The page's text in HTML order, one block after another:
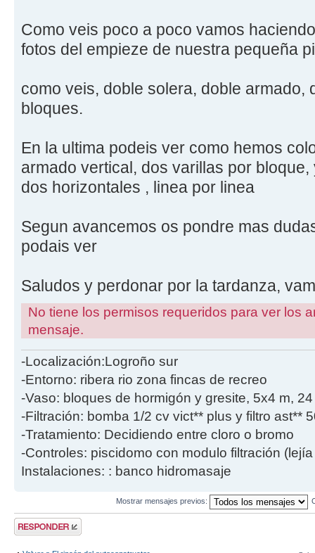
Como veis poco a poco vamos
fotos del empieze de nuestra pequeña
como veis, doble solera, doble armado,
bloques.
En la ultima podeis ver como hemos
armado vertical, dos varillas por
dos horizontales , linea por linea
Segun avancemos os pondre mas
podais ver
Saludos y perdonar por la tardanza,
No tiene los permisos requeridos para ver los
mensaje.
-Localización:Logroño sur
-Entorno: ribera rio zona fincas de recreo
-Vaso: bloques de hormigón y gresite, 5x4 m,
-Filtración: bomba 1/2 cv vict** plus y filtro ast**
-Tratamiento: Decidiendo entre cloro o bromo
-Controles: piscidomo con modulo filtración
Instalaciones: : banco hidromasaje
Mostrar mensajes previos:
Publicar una
respuesta